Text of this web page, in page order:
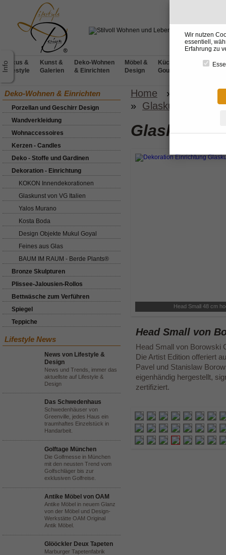
Luxus &
Lifestyle
Kunst &
Galerien
Deko-Wohnen
& Einrichten
Möbel &
Design
Küchen &
Gourmet
Deko-Wohnen & Einrichten
Porzellan und Geschirr Design
Wandverkleidung
Wohnaccessoires
Kerzen - Candles
Deko - Stoffe und Gardinen
Dekoration - Einrichtung
KOKON Innendekorationen
Glaskunst von VG Italien
Yalos Murano
Kosta Boda
Design Objekte Mukul Goyal
Feines aus Glas
BAUM IM RAUM - Berde Plants®
Bronze Skulpturen
Plissee-Jalousien-Rollos
Bettwäsche zum Verführen
Spiegel
Teppiche
Lifestyle News
News von Lifestyle &
Design
News und Trends, immer das
aktuellste auf Lifestyle &
Design
Das Schwedenhaus
Schwedenhäuser von
Greenville, jedes Haus ein
traumhaftes Einzelstück in
Handarbeit.
Golftage München
Die Golfmesse in München
mit den neusten Trend vom
Golfschläger bis zur
exklusiven Golfreise.
Antike Möbel von OAM
Antike Möbel in neuem Glanz
von der Möbel und Design-
Werkstätte OAM Original
Antik Möbel.
Glööckler Deux Tapeten
Marburger Tapetenfabrik
Home »
Deko-
» Glaskunst von
Glaskunst
Head Small 48 cm
Head Small von
Head Small von Borowski
Die Artist Edition offeriert
Pavel und Stanislaw
eigenhändig hergestellt,
zertifiziert.
Wir nutzen
essentiell,
Erfahrung zu